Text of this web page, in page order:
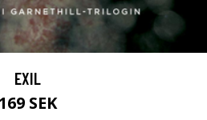
EXIL
169 SEK